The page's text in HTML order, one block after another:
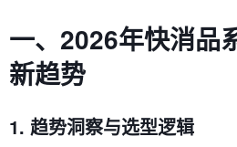
一、2026年快消品
新趋势
1. 趋势洞察与选型逻辑